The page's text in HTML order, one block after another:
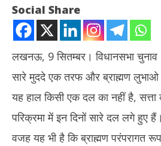
Social Share
लखनऊ, 9 सितम्बर। विधानसभा
सारे मुददे एक तरफ और ब्राह्मण लुभाओ
यह हाल किसी एक दल का नहीं है, सत्ता
परिक्रमा में इन दिनों सारे दल लगे हुए
वजह यह भी है कि ब्राह्मण परंपरागत